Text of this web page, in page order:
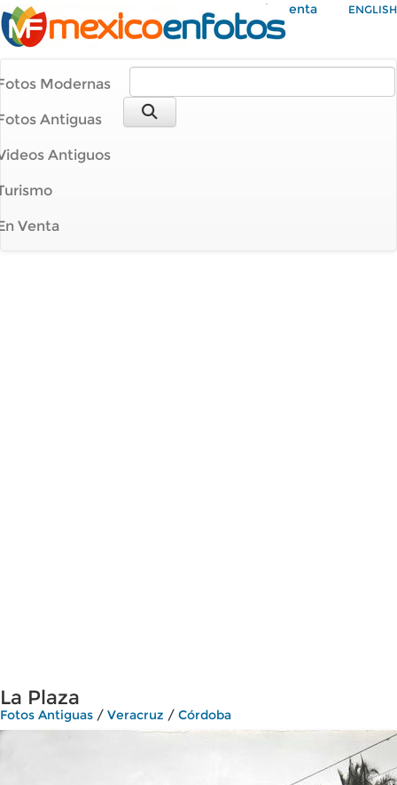
Mi Cuenta ENGLISH
Modernas
Antiguas
Antiguos
Venta
La Plaza
Fotos Antiguas / Veracruz / Córdoba